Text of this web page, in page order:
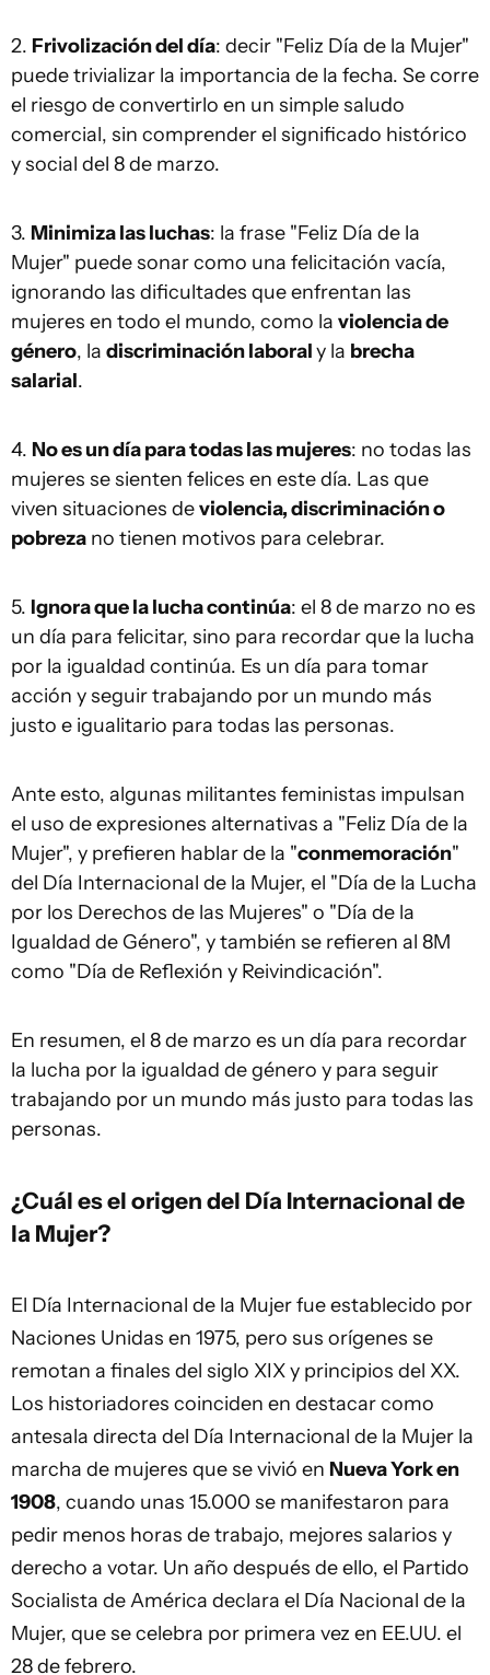
2. Frivolización del día: decir "Feliz Día de la Mujer"
puede trivializar la importancia de la fecha. Se corre
el riesgo de convertirlo en un simple saludo
comercial, sin comprender el significado histórico
y social del 8 de marzo.
3. Minimiza las luchas: la frase "Feliz Día de la
Mujer" puede sonar como una felicitación vacía,
ignorando las dificultades que enfrentan las
mujeres en todo el mundo, como la violencia de
género, la discriminación laboraly la brecha
salarial.
4. No es un día para todas las mujeres: no todas las
mujeres se sienten felices en este día. Las que
viven situaciones deviolencia, discriminación o
pobreza no tienen motivos para celebrar.
5. Ignora que la lucha continúa: el 8 de marzo no es
un día para felicitar, sino para recordar que la lucha
por la igualdad continúa. Es un día para tomar
acción y seguir trabajando por un mundo más
justo e igualitario para todas las personas.
Ante esto, algunas militantes feministas impulsan
el uso de expresiones alternativas a "Feliz Día de la
Mujer", y prefieren hablar de la "conmemoración"
del Día Internacional de la Mujer, el "Día de la Lucha
por los Derechos de las Mujeres" o "Día de la
Igualdad de Género", y también se refieren al 8M
como "Día de Reflexión y Reivindicación".
En resumen, el 8 de marzo es un día para recordar
la lucha por la igualdad de género y para seguir
trabajando por un mundo más justo para todas las
personas.
¿Cuál es el origen del Día Internacional de
la Mujer?
El Día Internacional de la Mujer fue establecido por
Naciones Unidas en 1975, pero sus orígenes se
remotan a finales del siglo XIX y principios del XX.
Los historiadores coinciden en destacar como
antesala directa del Día Internacional de la Mujer la
marcha de mujeres que se vivió en Nueva York en
1908, cuando unas 15.000 se manifestaron para
pedir menos horas de trabajo, mejores salarios y
derecho a votar. Un año después de ello, el Partido
Socialista de América declara el Día Nacional de la
Mujer, que se celebra por primera vez en EE.UU. el
28 de febrero.